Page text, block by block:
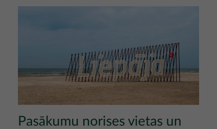
Pasākumu norises vietas un